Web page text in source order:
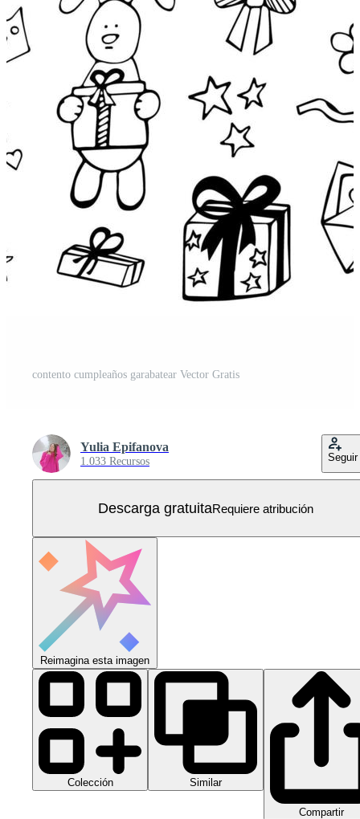
contento cumpleaños garabatear Vector Gratis
Yulia Epifanova
1.033 Recursos Seguir
Descarga gratuitaRequiere atribución
Reimagina esta imagen
Colección Similar
Compartir